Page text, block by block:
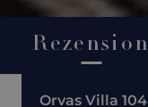
Orvas Villa 104
Rezension